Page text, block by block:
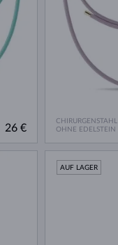
26 €
CHIRURGENSTAHL
OHNE EDELSTEIN
AUF LAGER